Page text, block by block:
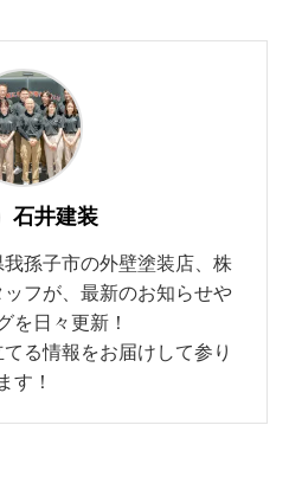
石井建装
孫子市の外壁塗装店、株
フが、最新のお知らせや
を日々更新！
る情報をお届けして参り
ます！